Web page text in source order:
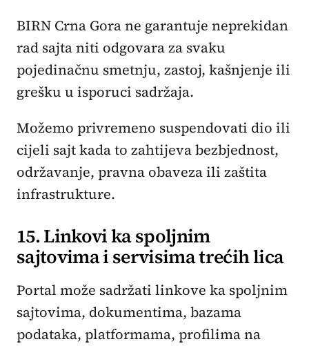
BIRN Crna Gora ne garantuje neprekidan
rad sajta niti odgovara za svaku
pojedinačnu smetnju, zastoj, kašnjenje ili
grešku u isporuci sadržaja.
Možemo privremeno suspendovati dio ili
cijeli sajt kada to zahtijeva bezbjednost,
održavanje, pravna obaveza ili zaštita
infrastrukture.
15. Linkovi ka spoljnim
sajtovima i servisima trećih lica
Portal može sadržati linkove ka spoljnim
sajtovima, dokumentima, bazama
podataka, platformama, profilima na